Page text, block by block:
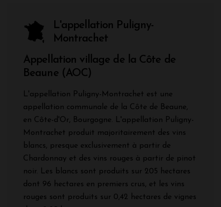
L'appellation Puligny-
Montrachet
Appellation village de la Côte de
Beaune (AOC)
L'appellation Puligny-Montrachet est une
appellation communale de la Côte de Beaune,
en Côte-d'Or, Bourgogne. L'appellation Puligny-
Montrachet produit majoritairement des vins
blancs, presque exclusivement à partir de
Chardonnay et des vins rouges à partir de pinot
noir. Les blancs sont produits sur 205 hectares
dont 96 hectares en premiers crus, et les vins
rouges sont produits sur 0,42 hectares de vignes